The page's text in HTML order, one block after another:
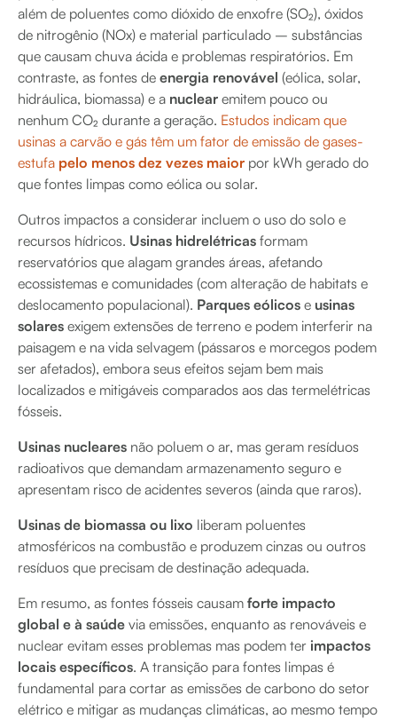
além de poluentes como dióxido de enxofre (SO₂), óxidos
de nitrogênio (NOx) e material particulado – substâncias
que causam chuva ácida e problemas respiratórios. Em
contraste, as fontes de energia renovável (eólica, solar,
hidráulica, biomassa) e a nuclear emitem pouco ou
nenhum CO₂ durante a geração. Estudos indicam que
usinas a carvão e gás têm um fator de emissão de gases-
estufa pelo menos dez vezes maior por kWh gerado do
que fontes limpas como eólica ou solar​.
Outros impactos a considerar incluem o uso do solo e
recursos hídricos. Usinas hidrelétricas formam
reservatórios que alagam grandes áreas, afetando
ecossistemas e comunidades (com alteração de habitats e
deslocamento populacional). Parques eólicos e usinas
solares exigem extensões de terreno e podem interferir na
paisagem e na vida selvagem (pássaros e morcegos podem
ser afetados), embora seus efeitos sejam bem mais
localizados e mitigáveis comparados aos das termelétricas
fósseis.
Usinas nucleares não poluem o ar, mas geram resíduos
radioativos que demandam armazenamento seguro e
apresentam risco de acidentes severos (ainda que raros).
Usinas de biomassa ou lixo liberam poluentes
atmosféricos na combustão e produzem cinzas ou outros
resíduos que precisam de destinação adequada.
Em resumo, as fontes fósseis causam forte impacto
global e à saúde via emissões, enquanto as renováveis e
nuclear evitam esses problemas mas podem ter impactos
locais específicos. A transição para fontes limpas é
fundamental para cortar as emissões de carbono do setor
elétrico e mitigar as mudanças climáticas, ao mesmo tempo